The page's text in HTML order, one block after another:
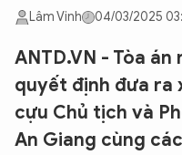
Lâm Vinh 04/03/2025
ANTD.VN - Tòa án
quyết định đưa ra
cựu Chủ tịch và
An Giang cùng